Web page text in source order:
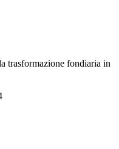
trasformazione fondiaria in